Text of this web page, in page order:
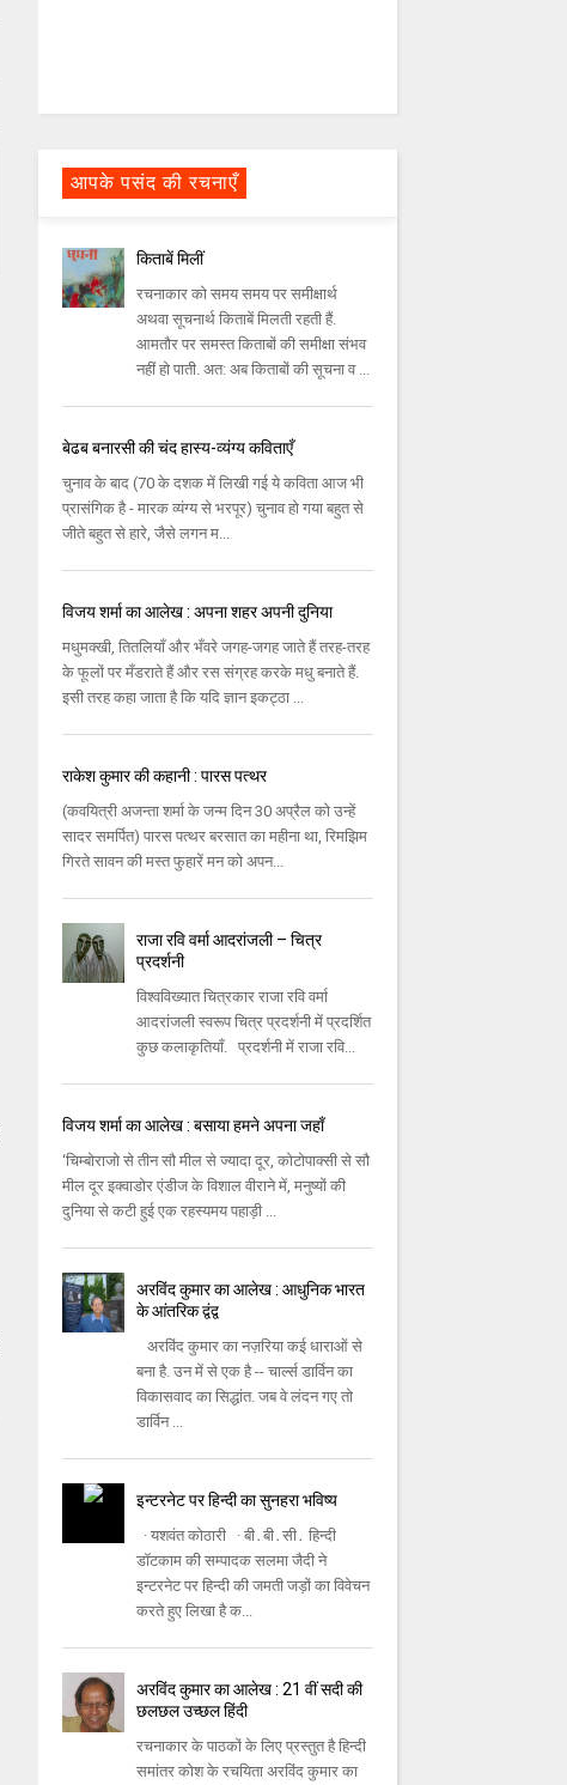
आपके पसंद की रचनाएँ
किताबें मिलीं
रचनाकार को समय समय पर समीक्षार्थ
अथवा सूचनार्थ किताबें मिलती रहती हैं.
आमतौर पर समस्त किताबों की समीक्षा संभव
नहीं हो पाती. अत: अब किताबों की सूचना व ...
बेढब बनारसी की चंद हास्य-व्यंग्य कविताएँ
चुनाव के बाद (70 के दशक में लिखी गई ये कविता आज भी
प्रासंगिक है - मारक व्यंग्य से भरपूर) चुनाव हो गया बहुत से
जीते बहुत से हारे, जैसे लगन म...
विजय शर्मा का आलेख : अपना शहर अपनी दुनिया
मधुमक्खी, तितलियाँ और भँवरे जगह-जगह जाते हैं तरह-तरह
के फूलों पर मँडराते हैं और रस संग्रह करके मधु बनाते हैं.
इसी तरह कहा जाता है कि यदि ज्ञान इकट्ठा ...
राकेश कुमार की कहानी : पारस पत्थर
(कवयित्री अजन्‍ता शर्मा के जन्‍म दिन 30 अप्रैल को उन्‍हें
सादर समर्पित) पारस पत्‍थर बरसात का महीना था, रिमझिम
गिरते सावन की मस्‍त फुहारें मन को अपन...
राजा रवि वर्मा आदरांजली – चित्र
प्रदर्शनी
विश्वविख्यात चित्रकार राजा रवि वर्मा
आदरांजली स्वरूप चित्र प्रदर्शनी में प्रदर्शित
कुछ कलाकृतियाँ. प्रदर्शनी में राजा रवि...
विजय शर्मा का आलेख : बसाया हमने अपना जहाँ
‘चिम्बोराजो से तीन सौ मील से ज्यादा दूर, कोटोपाक्सी से सौ
मील दूर इक्वाडोर एंडीज के विशाल वीराने में, मनुष्यों की
दुनिया से कटी हुई एक रहस्यमय पहाड़ी ...
अरविंद कुमार का आलेख : आधुनिक भारत
के आंतरिक द्वंद्व
अरविंद कुमार का नज़रिया कई धाराओं से
बना है. उन में से एक है -- चार्ल्स डार्विन का
विकासवाद का सिद्धांत. जब वे लंदन गए तो
डार्विन ...
इन्‍टरनेट पर हिन्‍दी का सुनहरा भविष्‍य
· यशवंत कोठारी · बी․बी․सी․ हिन्‍दी
डॉटकाम की सम्‍पादक सलमा जैदी ने
इन्‍टरनेट पर हिन्‍दी की जमती जड़ों का विवेचन
करते हुए लिखा है क...
अरविंद कुमार का आलेख : 21 वीं सदी की
छलछल उच्छल हिंदी
रचनाकार के पाठकों के लिए प्रस्तुत है हिन्दी
समांतर कोश के रचयिता अरविंद कुमार का